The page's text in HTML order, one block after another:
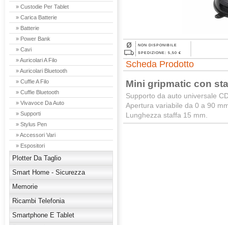
» Custodie Per Tablet
» Carica Batterie
» Batterie
» Power Bank
» Cavi
» Auricolari A Filo
» Auricolari Bluetooth
» Cuffie A Filo
» Cuffie Bluetooth
» Vivavoce Da Auto
» Supporti
» Stylus Pen
» Accessori Vari
» Espositori
Plotter Da Taglio
Smart Home - Sicurezza
Memorie
Ricambi Telefonia
Smartphone E Tablet
NON DISPONIBILE
SPEDIZIONE: 5,50 €
Scheda Prodotto
Mini gripmatic con
Supporto da auto universale
Apertura variabile da 0 a 90
Lunghezza staffa 15 mm.